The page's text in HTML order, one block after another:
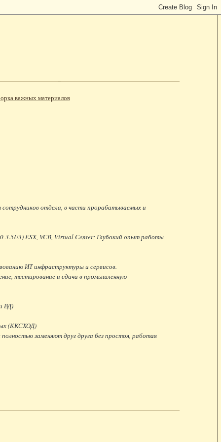
важных материалов
сотрудников отдела, в части прорабатываемых и
3.5U3) ESX, VCB, Virtual Center; Глубокий опыт работы
ИТ инфраструктуры и сервисов.
тестирование и сдача в промышленную
ВД)
(ККСХОД)
заменяют друг друга без простоя, работая